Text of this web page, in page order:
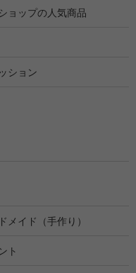
ョップの人気商品
ション
メイド（手作り）
ト